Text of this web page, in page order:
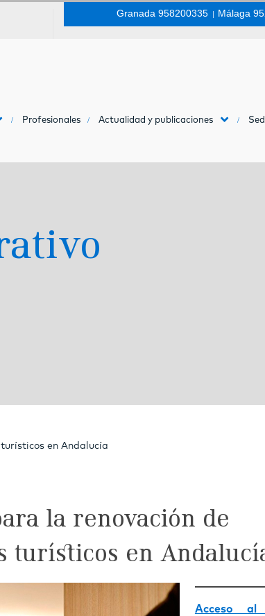
Granada 958200335 | Málaga
Profesionales Actualidad y publicaciones
en Andalucía
la renovación de
turísticos en
Acceso